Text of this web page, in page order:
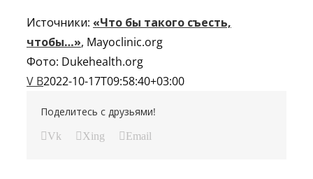
Источники: «Что бы такого съесть,
чтобы…», Mayoclinic.org
Фото: Dukehealth.org
V B2022-10-17T09:58:40+03:00
Поделитесь с друзьями!
Vk Xing Email